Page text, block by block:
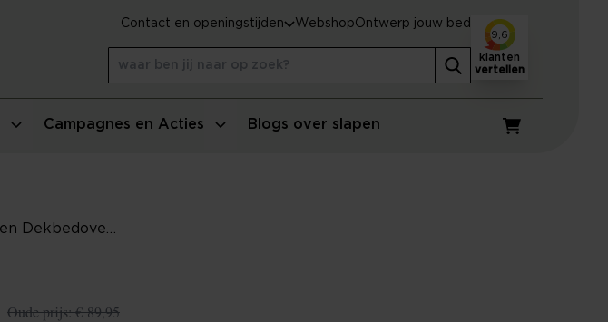
Campagnes en Acties Blogs over slapen
Winkelwagen
Contact en openingstijden WebshopOntwerp jouw bed
9,6
klanten
vertellen
Oude prijs:€ 89,95